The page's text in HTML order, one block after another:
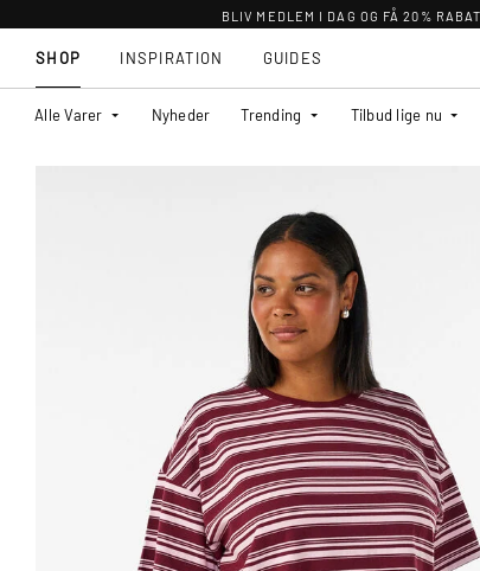
BLIV MEDLEM I DAG OG FÅ 20%
SHOP
Alle Varer Nyheder Trending Tilbud lige nu
INSPIRATION GUIDES